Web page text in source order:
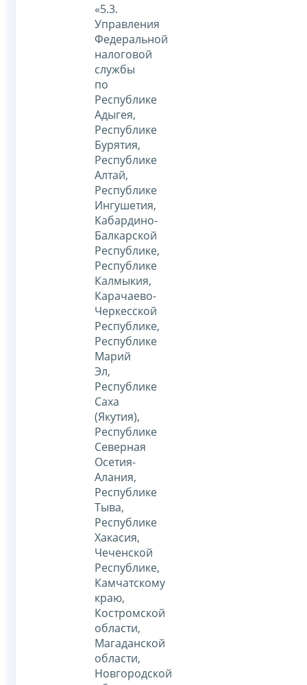
«5.3.
Управления
Федеральной
налоговой
службы
по
Республике
Адыгея,
Республике
Бурятия,
Республике
Алтай,
Республике
Ингушетия,
Кабардино-
Балкарской
Республике,
Республике
Калмыкия,
Карачаево-
Черкесской
Республике,
Республике
Марий
Эл,
Республике
Саха
(Якутия),
Республике
Северная
Осетия-
Алания,
Республике
Тыва,
Республике
Хакасия,
Чеченской
Республике,
Камчатскому
краю,
Костромской
области,
Магаданской
области,
Новгородской